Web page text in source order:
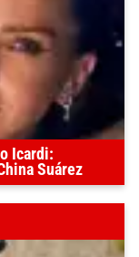
Icardi:
Suárez